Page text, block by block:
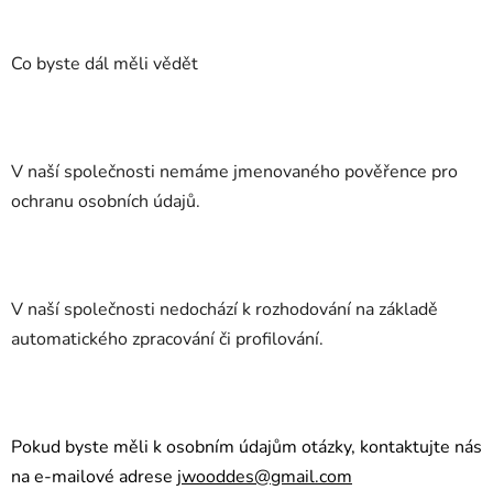
Co byste dál měli vědět
V naší společnosti nemáme jmenovaného pověřence pro
ochranu osobních údajů.
V naší společnosti nedochází k rozhodování na základě
automatického zpracování či profilování.
Pokud byste měli k osobním údajům otázky, kontaktujte nás
na e-mailové adrese jwooddes@gmail.com